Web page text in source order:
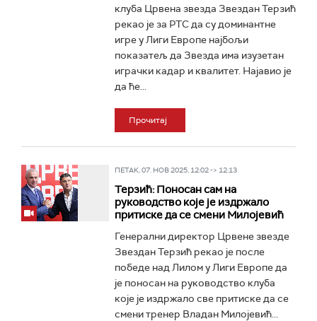
клуба Црвена звезда Звездан Терзић
рекао је за РТС да су доминантне
игре у Лиги Европе најбољи
показатељ да Звезда има изузетан
играчки кадар и квалитет. Најавио је
да ће...
Прочитај
ПЕТАК, 07. НОВ 2025, 12:02 -> 12:13
Терзић: Поносан сам на
руководство које је издржало
притиске да се смени Милојевић
Генерални директор Црвене звезде
Звездан Терзић рекао је после
победе над Лилом у Лиги Европе да
је поносан на руководство клуба
које је издржало све притиске да се
смени тренер Владан Милојевић...